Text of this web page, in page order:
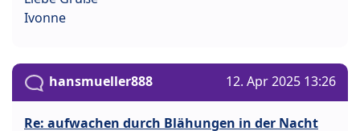
Ivonne
hansmueller888 12. Apr 2025 13:26
Re: aufwachen durch Blähungen in der Nacht